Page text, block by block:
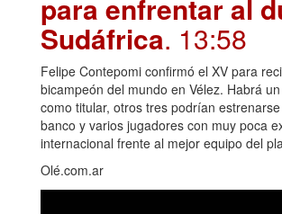
para enfrentar al
Sudáfrica. 13:58
Felipe Contepomi confirmó el XV para
bicampeón del mundo en Vélez. Habrá
como titular, otros tres podrían
banco y varios jugadores con muy poca
internacional frente al mejor equipo del
Olé.com.ar